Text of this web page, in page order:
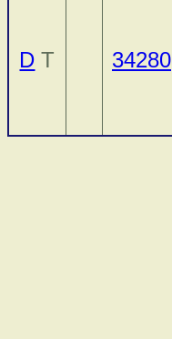
D T 34280